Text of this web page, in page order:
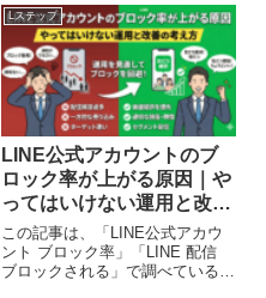
リッチメニューを「自分で作るべ
きか」「プロに依頼すべきか」で
迷っている方が、判断できるよう
になることが目的です。Canvaな
どで一度は作ってみたものの、見
た目がしっくりこない、どこに何
を置けばいいか決めきれない、タ
ップ後の導線まで考えられず手が
止まっている。そんな状態から抜
け出すために、リッチメニューを
『デザイン』ではなく『導線設
計』として捉え直し、費用感や依
頼の違い、見落としがちなポイン
トまで整理します。読み終える頃
には、あなたの現状に合う進め方
Lステップ
LINE公式アカウントのブ
ロック率が上がる原因｜や
ってはいけない運用と改善
の考え方
この記事は、「LINE公式アカウ
ント ブロック率」「LINE 配信
ブロックされる」で調べている中